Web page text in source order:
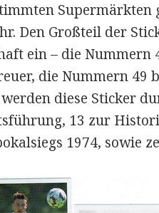
Den Großteil der
ein – die Nummern
die Nummern 49
diese Sticker
13 zur
1974, sowie